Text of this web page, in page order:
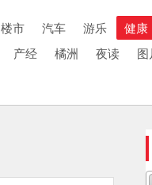
楼市 汽车 游乐 健康
产经 橘洲 夜读 图